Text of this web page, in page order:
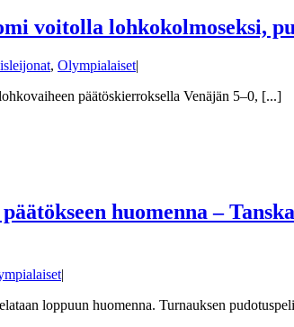
voitolla lohkokolmoseksi,
, Olympialaiset|
päätöskierroksella Venäjän 5–0, [...]
huomenna –
|
loppuun huomenna. Turnauksen